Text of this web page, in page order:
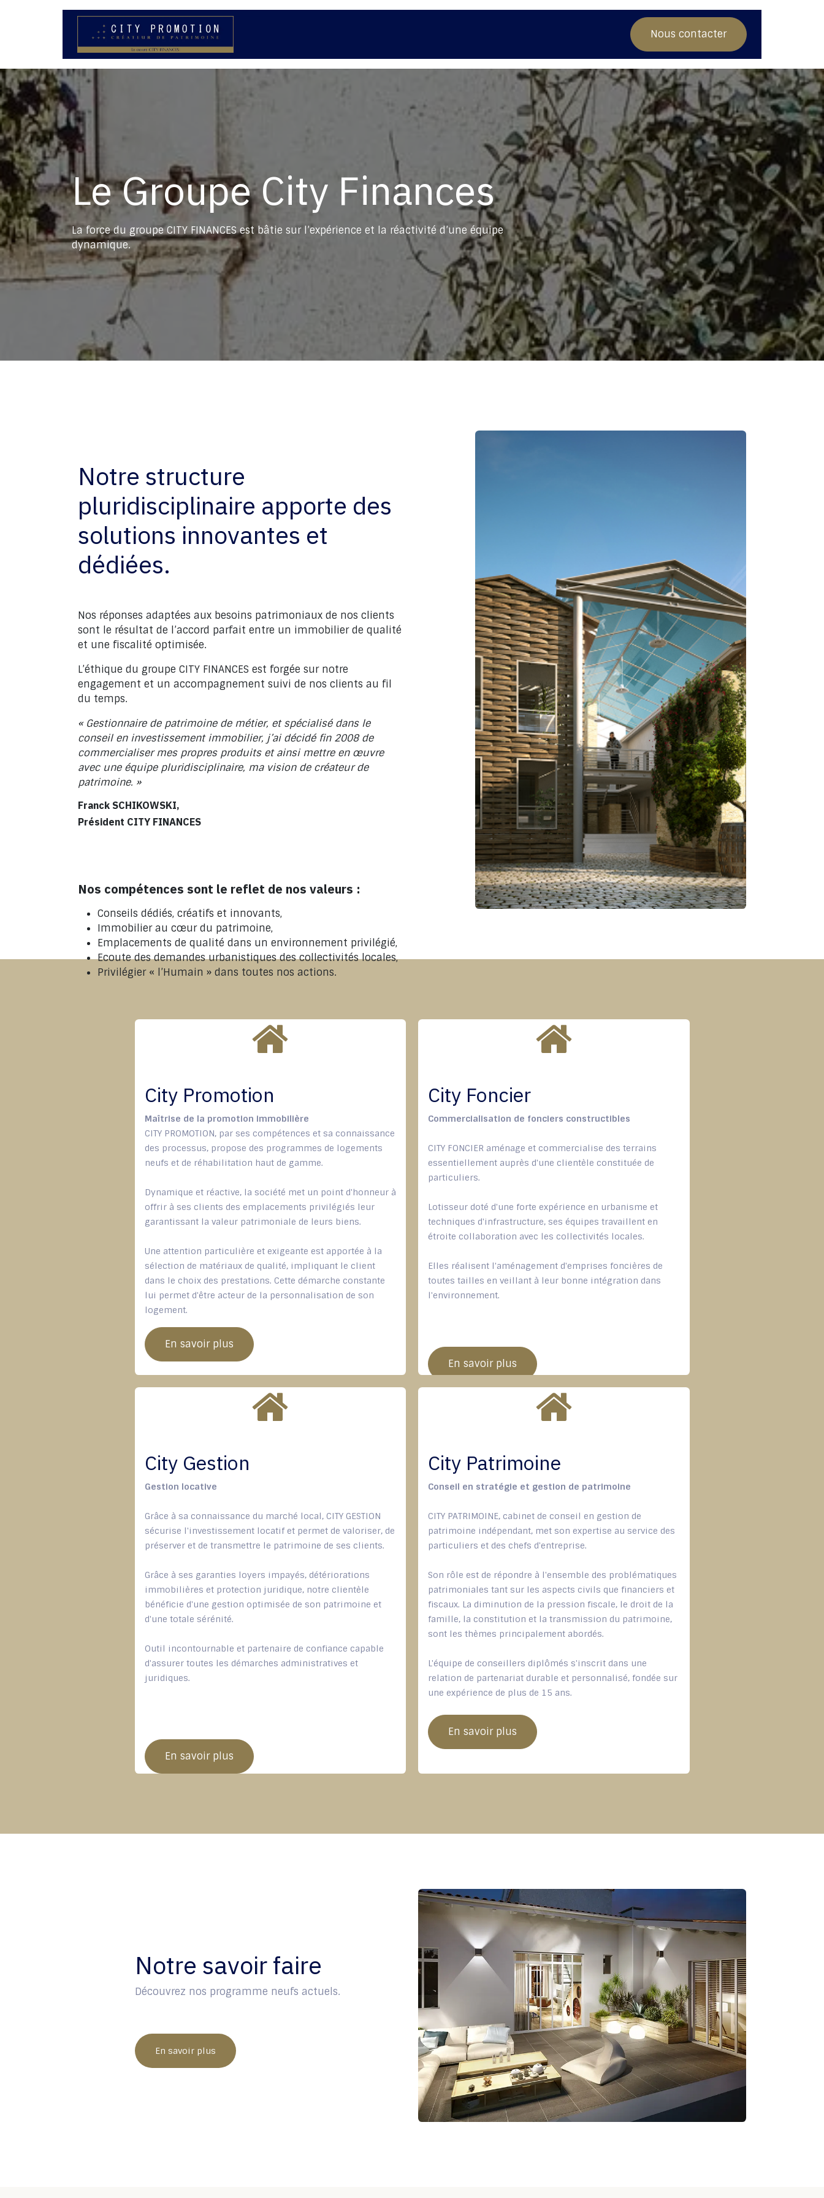
Nos conseils Nous contacter
Le Groupe City Finances
La force du groupe CITY FINANCES est bâtie sur l’expérience et la réactivité d’une équipe
dynamique.
Notre structure
pluridisciplinaire apporte des
solutions innovantes et
dédiées.
Nos réponses adaptées aux besoins patrimoniaux de nos clients
sont le résultat de l’accord parfait entre un immobilier de qualité
et une fiscalité optimisée.
L’éthique du groupe CITY FINANCES est forgée sur notre
engagement et un accompagnement suivi de nos clients au fil
du temps.
« Gestionnaire de patrimoine de métier, et spécialisé dans le
conseil en investissement immobilier, j’ai décidé fin 2008 de
commercialiser mes propres produits et ainsi mettre en œuvre
avec une équipe pluridisciplinaire, ma vision de créateur de
patrimoine. »
Franck SCHIKOWSKI,
Président CITY FINANCES
Nos compétences sont le reflet de nos valeurs :
Conseils dédiés, créatifs et innovants,
Immobilier au cœur du patrimoine,
Emplacements de qualité dans un environnement privilégié,
Ecoute des demandes urbanistiques des collectivités locales,
Privilégier « l’Humain » dans toutes nos actions.
City Promotion
Maîtrise de la promotion immobilière
CITY PROMOTION, par ses compétences et sa connaissance
des processus, propose des programmes de logements
neufs et de réhabilitation haut de gamme.
Dynamique et réactive, la société met un point d'honneur à
offrir à ses clients des emplacements privilégiés leur
garantissant la valeur patrimoniale de leurs biens.
Une attention particulière et exigeante est apportée à la
sélection de matériaux de qualité, impliquant le client
dans le choix des prestations. Cette démarche constante
lui permet d'être acteur de la personnalisation de son
logement.
En savoir plus
City Foncier
Commercialisation de fonciers constructibles
CITY FONCIER aménage et commercialise des terrains
essentiellement auprès d'une clientèle constituée de
particuliers.
Lotisseur doté d'une forte expérience en urbanisme et
techniques d'infrastructure, ses équipes travaillent en
étroite collaboration avec les collectivités locales.
Elles réalisent l'aménagement d'emprises foncières de
toutes tailles en veillant à leur bonne intégration dans
l'environnement.
En savoir plus
City Patrimoine
Conseil en stratégie et gestion de patrimoine
CITY PATRIMOINE, cabinet de conseil en gestion de
patrimoine indépendant, met son expertise au service des
particuliers et des chefs d'entreprise.
Son rôle est de répondre à l'ensemble des problématiques
patrimoniales tant sur les aspects civils que financiers et
fiscaux. La diminution de la pression fiscale, le droit de la
famille, la constitution et la transmission du patrimoine,
sont les thèmes principalement abordés.
L'équipe de conseillers diplômés s'inscrit dans une
relation de partenariat durable et personnalisé, fondée sur
une expérience de plus de 15 ans.
En savoir plus
City Gestion
Gestion locative
Grâce à sa connaissance du marché local, CITY GESTION
sécurise l'investissement locatif et permet de valoriser, de
préserver et de transmettre le patrimoine de ses clients.
Grâce à ses garanties loyers impayés, détériorations
immobilières et protection juridique, notre clientèle
bénéficie d'une gestion optimisée de son patrimoine et
d'une totale sérénité.
Outil incontournable et partenaire de confiance capable
d'assurer toutes les démarches administratives et
juridiques.
En savoir plus
Notre savoir faire
Découvrez nos programme neufs actuels.
En savoir p​​l​​​​us